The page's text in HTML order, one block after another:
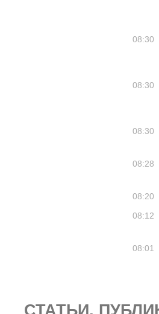
08:30
08:30
08:30
08:28
08:20
08:12
08:01
СТАТЬИ,